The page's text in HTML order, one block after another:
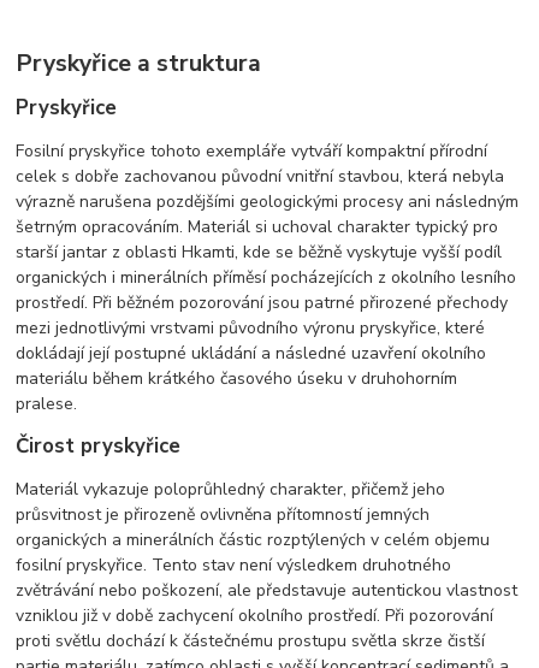
Pryskyřice a struktura
Pryskyřice
Fosilní pryskyřice tohoto exempláře vytváří kompaktní přírodní
celek s dobře zachovanou původní vnitřní stavbou, která nebyla
výrazně narušena pozdějšími geologickými procesy ani následným
šetrným opracováním. Materiál si uchoval charakter typický pro
starší jantar z oblasti Hkamti, kde se běžně vyskytuje vyšší podíl
organických i minerálních příměsí pocházejících z okolního lesního
prostředí. Při běžném pozorování jsou patrné přirozené přechody
mezi jednotlivými vrstvami původního výronu pryskyřice, které
dokládají její postupné ukládání a následné uzavření okolního
materiálu během krátkého časového úseku v druhohorním
pralese.
Čirost pryskyřice
Materiál vykazuje poloprůhledný charakter, přičemž jeho
průsvitnost je přirozeně ovlivněna přítomností jemných
organických a minerálních částic rozptýlených v celém objemu
fosilní pryskyřice. Tento stav není výsledkem druhotného
zvětrávání nebo poškození, ale představuje autentickou vlastnost
vzniklou již v době zachycení okolního prostředí. Při pozorování
proti světlu dochází k částečnému prostupu světla skrze čistší